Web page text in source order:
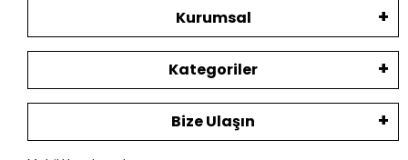
Kurumsal
Kategoriler
Bize Ulaşın